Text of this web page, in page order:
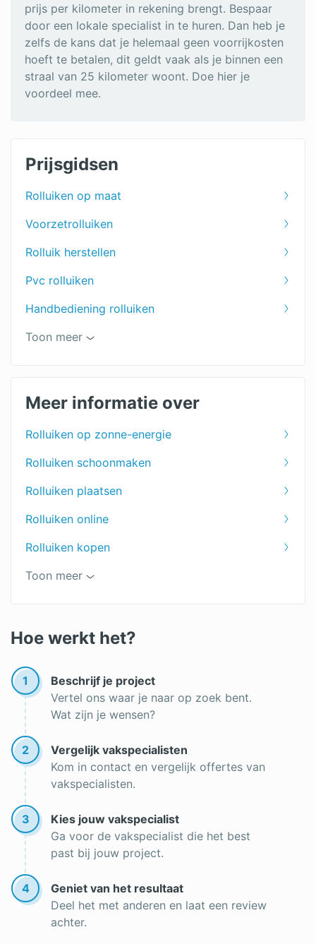
prijs per kilometer in rekening brengt. Bespaar
door een lokale specialist in te huren. Dan heb je
zelfs de kans dat je helemaal geen voorrijkosten
hoeft te betalen, dit geldt vaak als je binnen een
straal van 25 kilometer woont. Doe hier je
voordeel mee.
Prijsgidsen
Rolluiken op maat
Voorzetrolluiken
Rolluik herstellen
Pvc rolluiken
Handbediening rolluiken
Rolpoorten
Elektrische rolluiken
Rolluiken
Toon meer
Meer informatie over
Rolluiken op zonne-energie
Rolluiken schoonmaken
Rolluiken plaatsen
Rolluiken online
Rolluiken kopen
Rolluiken offertes
Rolluiken merken
Toon meer
Hoe werkt het?
1
Beschrijf je project
Vertel ons waar je naar op zoek bent.
Wat zijn je wensen?
2
Vergelijk vakspecialisten
Kom in contact en vergelijk offertes van
vakspecialisten.
3
Kies jouw vakspecialist
Ga voor de vakspecialist die het best
past bij jouw project.
4
Geniet van het resultaat
Deel het met anderen en laat een review
achter.